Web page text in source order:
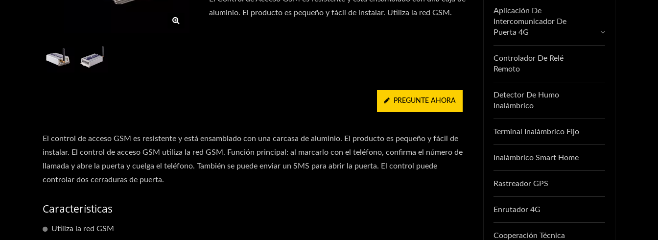
aluminio. El producto es pequeño y fácil de instalar. Utiliza la red GSM.
PREGUNTE AHORA
El control de acceso GSM es resistente y está ensamblado con una carcasa de aluminio. El producto es pequeño y fácil de
instalar. El control de acceso GSM utiliza la red GSM. Función principal: al marcarlo con el teléfono, confirma el número de
llamada y abre la puerta y cuelga el teléfono. También se puede enviar un SMS para abrir la puerta. El control puede
controlar dos cerraduras de puerta.
Características
Utiliza la red GSM
Aplicación De
Intercomunicador De
Puerta 4G
Controlador De Relé
Remoto
Detector De Humo
Inalámbrico
Terminal Inalámbrico Fijo
Inalámbrico Smart Home
Rastreador GPS
Enrutador 4G
Cooperación Técnica